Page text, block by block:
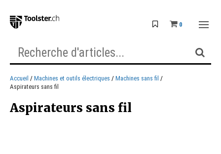
0
Accueil Machines et outils électriques
Machines sans fil
Aspirateurs sans fil
Aspirateurs sans fil